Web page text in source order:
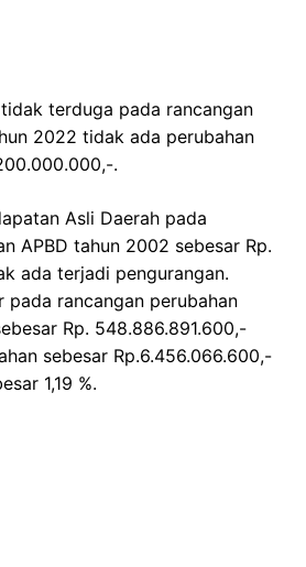
terduga pada rancangan
2022 tidak ada perubahan
.
Asli Daerah pada
APBD tahun 2002 sebesar Rp.
ada terjadi pengurangan.
pada rancangan perubahan
Rp. 548.886.891.600,-
sebesar Rp.6.456.066.600,-
1,19 %.